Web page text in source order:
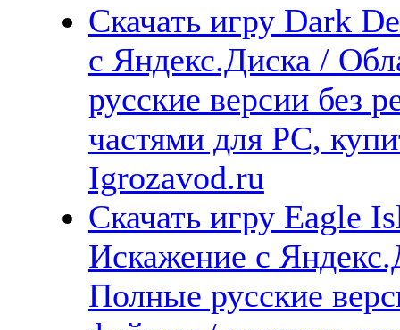
Скачать игру Dark
с Яндекс.Диска /
русские версии без
частями для PC,
Igrozavod.ru
Скачать игру Eagle
Искажение с
Полные русские